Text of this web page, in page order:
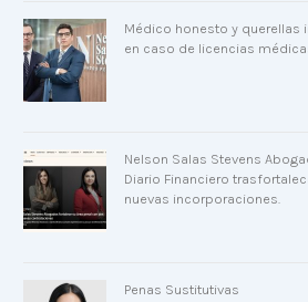
Médico honesto y
en caso de licencias
Nelson Salas Stevens
Diario Financiero
nuevas incorporaciones.
Penas Sustitutivas